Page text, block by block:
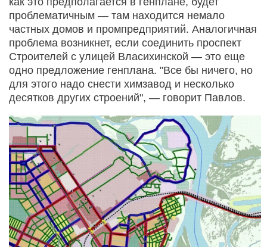
проблематичным — там находится немало
частных домов и промпредприятий. Аналогичная
проблема возникнет, если соединить проспект
Строителей с улицей Власихинской — это еще
одно предложение генплана. "Все бы ничего, но
для этого надо снести химзавод и несколько
десятков других строений", — говорит Павлов.